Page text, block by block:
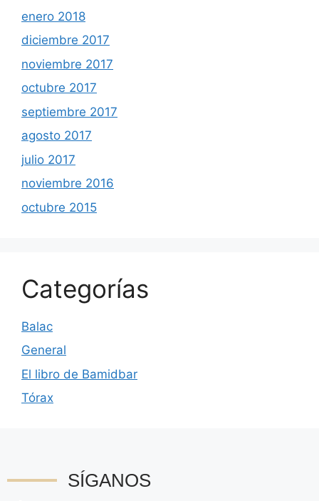
enero 2018
diciembre 2017
noviembre 2017
octubre 2017
septiembre 2017
agosto 2017
julio 2017
noviembre 2016
octubre 2015
Categorías
Balac
General
El libro de Bamidbar
Tórax
SÍGANOS